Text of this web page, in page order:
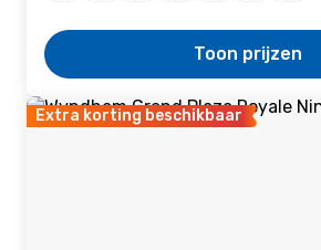
Toon prijzen
Extra korting beschikbaar